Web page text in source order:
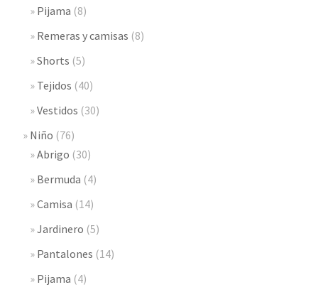
Pijama (8)
Remeras y camisas (8)
Shorts (5)
Tejidos (40)
Vestidos (30)
Niño (76)
Abrigo (30)
Bermuda (4)
Camisa (14)
Jardinero (5)
Pantalones (14)
Pijama (4)